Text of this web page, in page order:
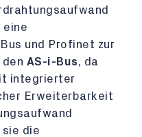
eine
und Profinet zur
AS-i-Bus, da
integrierter
Erweiterbarkeit
die